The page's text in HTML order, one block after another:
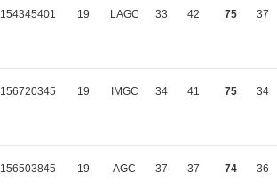
154345401 19 LAGC 33 42 75 37
156720345 19 IMGC 34 41 75 34
156503845 19 AGC 37 37 74 36